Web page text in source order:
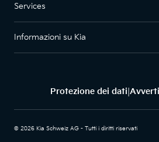
Services
Informazioni su Kia
Protezione dei dati
© 2026 Kia Schweiz AG - Tutti i diritti riservati